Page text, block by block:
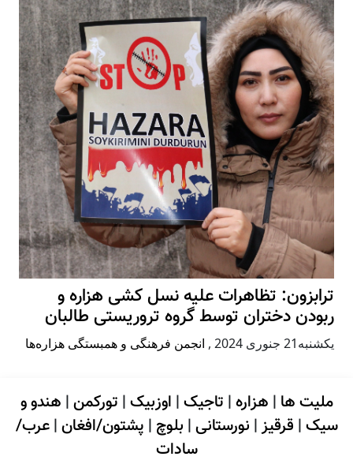
ترابزون: تظاهرات علیه نسل کشی هزاره و
ربودن دختران توسط گروه تروریستی طالبان
يكشنبه21 جنوری 2024 , انجمن فرهنگی و همبستگی هزاره‌ها
ملیت ها | هزاره| تاجیک| اوزبیک| تورکمن| هندو و
سیک| قرقیز| نورستانی| بلوچ | پشتون/افغان|عرب/
سادات